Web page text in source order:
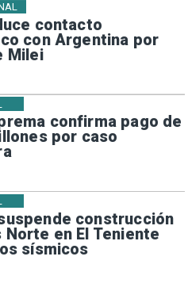
contacto
con Argentina por
Milei
confirma pago de
por caso
construcción
Norte en El Teniente
sísmicos